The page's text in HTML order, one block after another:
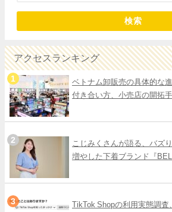
検索
アクセスランキング
ベトナム卸販売の具体的な
付き合い方、小売店の開拓手
こじみくさんが語る、バズ
増やした下着ブランド『
TikTok Shopの利用実態調